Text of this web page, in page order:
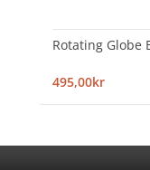
Rotating Globe
495,00kr